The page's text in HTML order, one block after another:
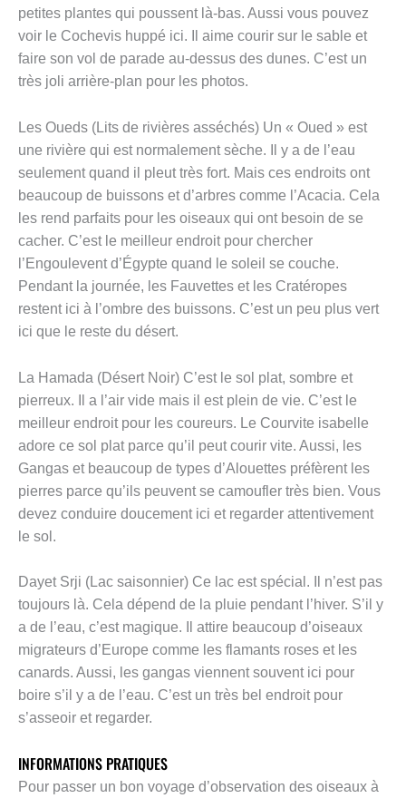
petites plantes qui poussent là-bas. Aussi vous pouvez
voir le Cochevis huppé ici. Il aime courir sur le sable et
faire son vol de parade au-dessus des dunes. C’est un
très joli arrière-plan pour les photos.
Les Oueds (Lits de rivières asséchés) Un « Oued » est
une rivière qui est normalement sèche. Il y a de l’eau
seulement quand il pleut très fort. Mais ces endroits ont
beaucoup de buissons et d’arbres comme l’Acacia. Cela
les rend parfaits pour les oiseaux qui ont besoin de se
cacher. C’est le meilleur endroit pour chercher
l’Engoulevent d’Égypte quand le soleil se couche.
Pendant la journée, les Fauvettes et les Cratéropes
restent ici à l’ombre des buissons. C’est un peu plus vert
ici que le reste du désert.
La Hamada (Désert Noir) C’est le sol plat, sombre et
pierreux. Il a l’air vide mais il est plein de vie. C’est le
meilleur endroit pour les coureurs. Le Courvite isabelle
adore ce sol plat parce qu’il peut courir vite. Aussi, les
Gangas et beaucoup de types d’Alouettes préfèrent les
pierres parce qu’ils peuvent se camoufler très bien. Vous
devez conduire doucement ici et regarder attentivement
le sol.
Dayet Srji (Lac saisonnier) Ce lac est spécial. Il n’est pas
toujours là. Cela dépend de la pluie pendant l’hiver. S’il y
a de l’eau, c’est magique. Il attire beaucoup d’oiseaux
migrateurs d’Europe comme les flamants roses et les
canards. Aussi, les gangas viennent souvent ici pour
boire s’il y a de l’eau. C’est un très bel endroit pour
s’asseoir et regarder.
INFORMATIONS PRATIQUES
Pour passer un bon voyage d’observation des oiseaux à